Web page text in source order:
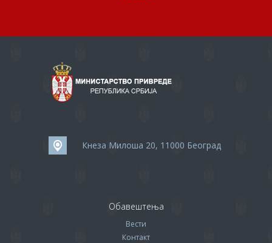
Кнеза Милоша 20, 11000 Београд
Обавештења
Вести
Контакт